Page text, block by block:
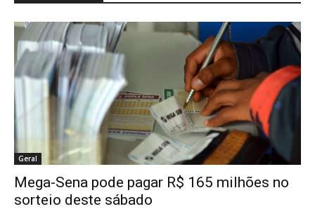
Geral
Mega-Sena pode pagar R$ 165 milhões no
sorteio deste sábado